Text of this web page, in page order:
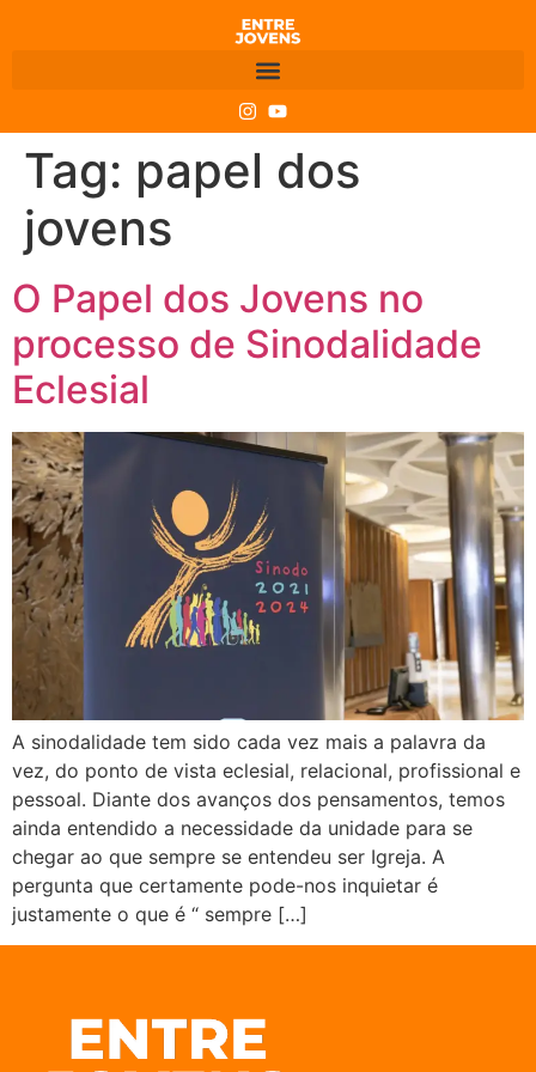
Tag: papel dos
jovens
O Papel dos Jovens no
processo de Sinodalidade
Eclesial
A sinodalidade tem sido cada vez mais a palavra da
vez, do ponto de vista eclesial, relacional, profissional e
pessoal. Diante dos avanços dos pensamentos, temos
ainda entendido a necessidade da unidade para se
chegar ao que sempre se entendeu ser Igreja. A
pergunta que certamente pode-nos inquietar é
justamente o que é “ sempre […]